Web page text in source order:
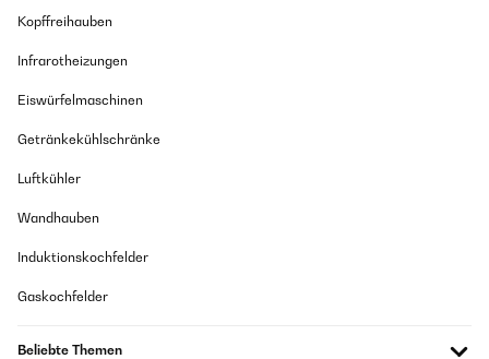
Kopffreihauben
Infrarotheizungen
Eiswürfelmaschinen
Getränkekühlschränke
Luftkühler
Wandhauben
Induktionskochfelder
Gaskochfelder
Beliebte Themen